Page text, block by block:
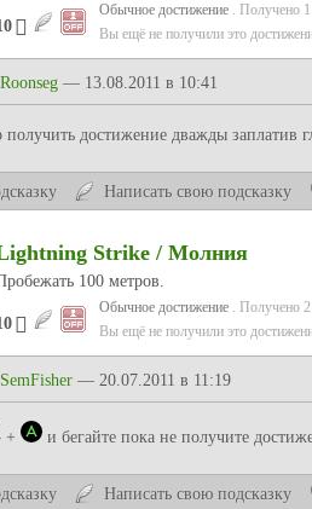
Обычное достижение . Получено
Вы ещё не получили это
Roonseg — 13.08.2011 в 10:41
получить достижение дважды заплатив
Написать свою подсказку
Strike / Молния
100 метров.
Обычное достижение . Получено
Вы ещё не получили это
SemFisher — 20.07.2011 в 11:19
+ и бегайте пока не получите
Написать свою подсказку